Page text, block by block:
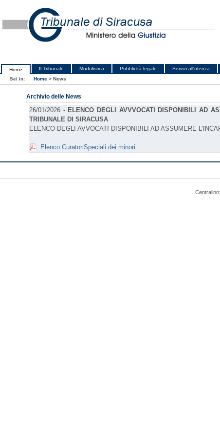
Home Il Tribunale Modulistica Pubblicità legale Servizi all'utenza
Sei in:
Home > News
Archivio delle News
26/01/2026 - ELENCO DEGLI AVVVOCATI DISPONIBILI AD
TRIBUNALE DI SIRACUSA
ELENCO DEGLI AVVOCATI DISPONIBILI AD ASSUMERE
Elenco CuratoriSpeciali dei minori